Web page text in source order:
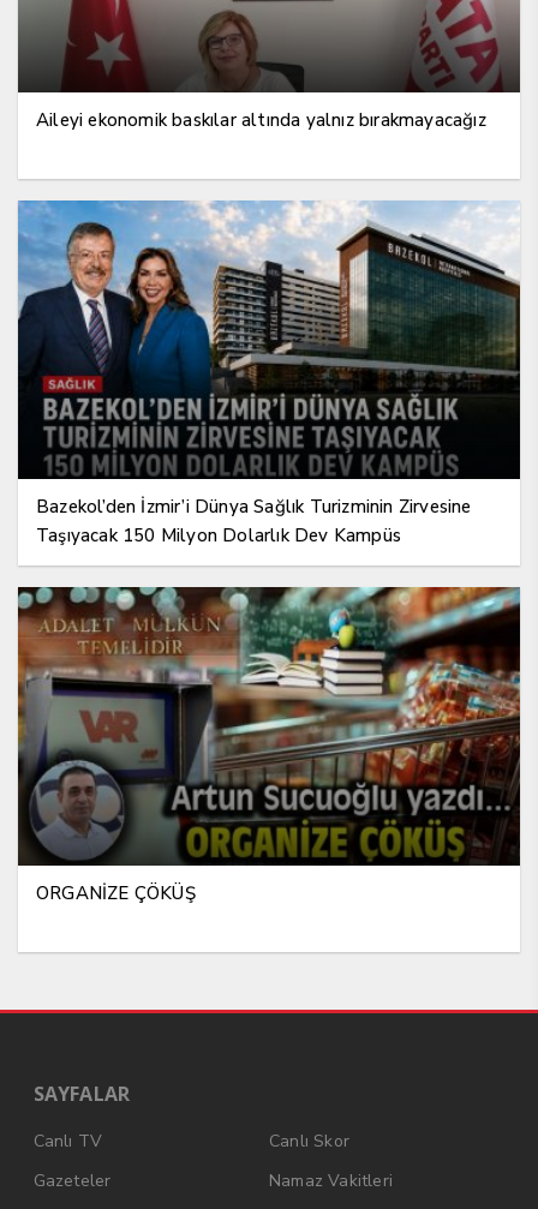
Aileyi ekonomik baskılar altında yalnız bırakmayacağız
Bazekol’den İzmir’i Dünya Sağlık Turizminin Zirvesine
Taşıyacak 150 Milyon Dolarlık Dev Kampüs
ORGANİZE ÇÖKÜŞ
SAYFALAR
Canlı TV
Canlı Skor
Gazeteler
Namaz Vakitleri